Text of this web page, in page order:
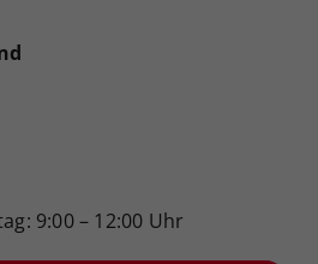
9:00 – 12:00 Uhr